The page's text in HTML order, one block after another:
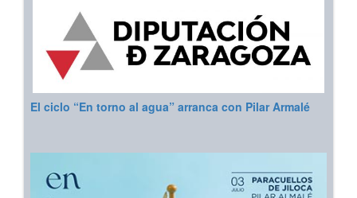
El ciclo “En torno al agua” arranca con Pilar Armalé